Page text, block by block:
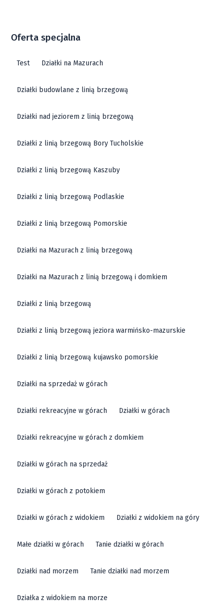
Oferta specjalna
Test Działki na Mazurach
Działki budowlane z linią brzegową
Działki nad jeziorem z linią brzegową
Działki z linią brzegową Bory Tucholskie
Działki z linią brzegową Kaszuby
Działki z linią brzegową Podlaskie
Działki z linią brzegową Pomorskie
Działki na Mazurach z linią brzegową
Działki na Mazurach z linią brzegową i domkiem
Działki z linią brzegową
Działki z linią brzegową jeziora warmińsko-mazurskie
Działki z linią brzegową kujawsko pomorskie
Działki na sprzedaż w górach
Działki rekreacyjne w górach Działki w górach
Działki rekreacyjne w górach z domkiem
Działki w górach na sprzedaż
Działki w górach z potokiem
Działki w górach z widokiem Działki z widokiem na góry
Małe działki w górach Tanie działki w górach
Działki nad morzem Tanie działki nad morzem
Działka z widokiem na morze